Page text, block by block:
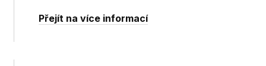
Přejít na více informací